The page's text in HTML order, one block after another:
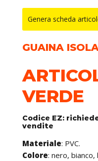
Genera scheda
GUAINA
VERDE
Codice EZ:
vendite
Materiale: PVC.
Colore: nero,